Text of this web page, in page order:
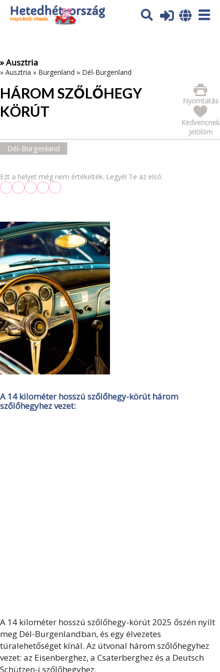
Az oldal sütiket (cookies) használ. További tájékoztatás itt:
Adatvédelmi tájékoztató
» Ausztria
» Ausztria » Burgenland » Dél-Burgenland
HÁROM SZŐLŐHEGY
KÖRÚT
Nyomtatás
Kedvencnek
jelölöm
Dél-Burgenland
Ezt a helyet még nem értékelték. Legyél Te az első:
A 14 kilométer hosszú szőlőhegy-körút három
szőlőhegyhez vezet:
A 14 kilométer hosszú szőlőhegy-körút 2025 őszén nyílt
meg Dél-Burgenlandban, és egy élvezetes
túralehetőséget kínál. Az útvonal három szőlőhegyhez
vezet: az Eisenberghez, a Csaterberghez és a Deutsch
Schützen-i szőlőhegyhez.